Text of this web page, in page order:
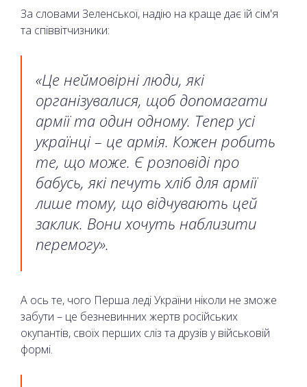
За словами Зеленської, надію на краще дає їй сім'я
та співвітчизники:
«Це неймовірні люди, які
організувалися, щоб допомагати
армії та один одному. Тепер усі
українці – це армія. Кожен робить
те, що може. Є розповіді про
бабусь, які печуть хліб для армії
лише тому, що відчувають цей
заклик. Вони хочуть наблизити
перемогу».
А ось те, чого Перша леді України ніколи не зможе
забути – це безневинних жертв російських
окупантів, своїх перших сліз та друзів у військовій
формі.